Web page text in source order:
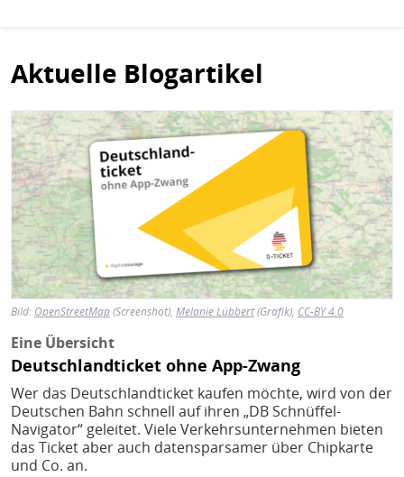
Aktuelle Blogartikel
Bild
Bild: OpenStreetMap(Screenshot), Melanie Lübbert(Grafik), CC-BY 4.0
Eine Übersicht
Deutschlandticket ohne App-Zwang
Wer das Deutschlandticket kaufen möchte, wird von der
Deutschen Bahn schnell auf ihren „DB Schnüffel-
Navigator“ geleitet. Viele Verkehrsunternehmen bieten
das Ticket aber auch datensparsamer über Chipkarte
und Co. an.